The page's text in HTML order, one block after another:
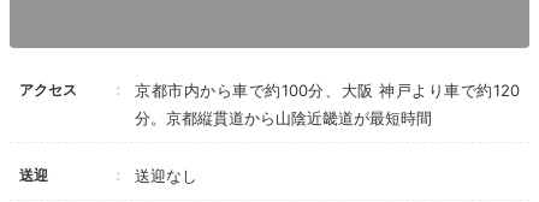
アクセス
京都市内から車で約100分、大阪 神戸より車で約120
分。京都縦貫道から山陰近畿道が最短時間
送迎 送迎なし